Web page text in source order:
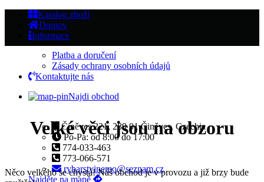
Katalog zboží
Domov
Informace
Platba a doručení
Zásady ochrany osobních údajů
Kontaktujte nás
Najdi obchod
Činěves 221, 289 01 Činěves, Czechia
Po-Pa: od 8:00 do 17:00
774-033-463
773-066-571
rybarstvinemo@seznam.cz
Najděte na mapě
Velké věci jsou na obzoru
Něco velkého se chystá! Náš obchod je v provozu a již brzy bude